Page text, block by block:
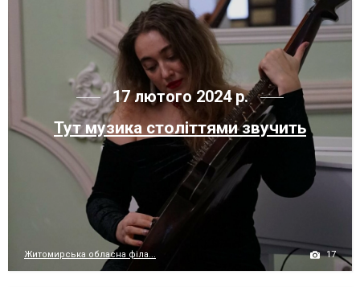
17 лютого 2024 р.
Тут музика століттями звучить
Житомирська обласна філа... 17